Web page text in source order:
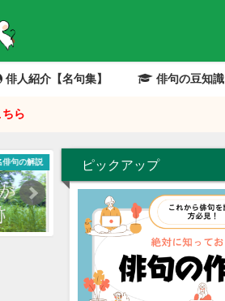
俳人紹介【名句集】 俳句の豆知識
ら
有名俳句の解説ピックアップ